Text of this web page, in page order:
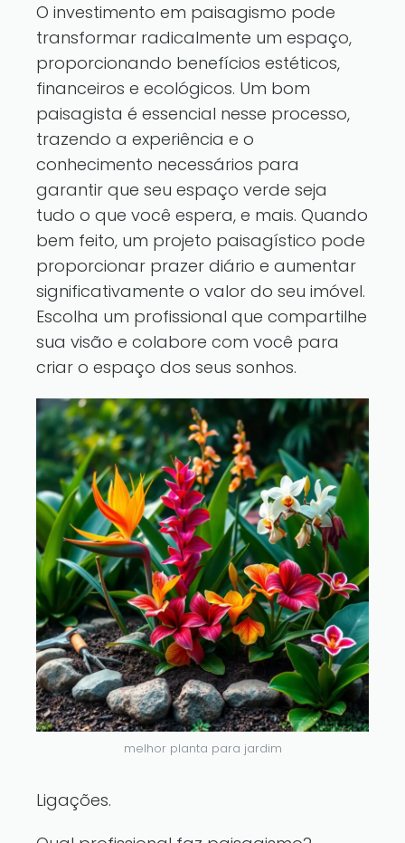
O investimento em paisagismo pode
transformar radicalmente um espaço,
proporcionando benefícios estéticos,
financeiros e ecológicos. Um bom
paisagista é essencial nesse processo,
trazendo a experiência e o
conhecimento necessários para
garantir que seu espaço verde seja
tudo o que você espera, e mais. Quando
bem feito, um projeto paisagístico pode
proporcionar prazer diário e aumentar
significativamente o valor do seu imóvel.
Escolha um profissional que compartilhe
sua visão e colabore com você para
criar o espaço dos seus sonhos.
melhor planta para jardim
Ligações.